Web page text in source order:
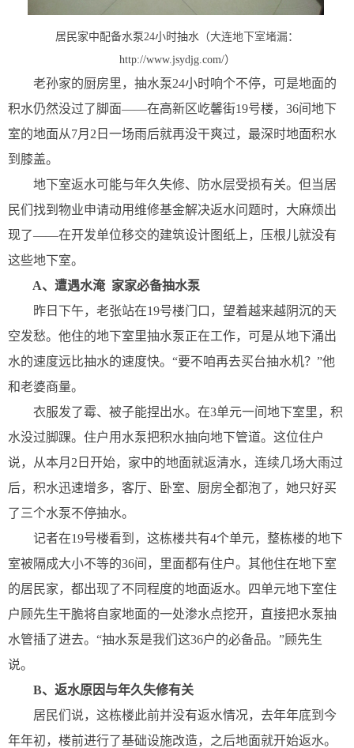
居民家中配备水泵24小时抽水（大连地下室堵漏：
http://www.jsydjg.com/）
老孙家的厨房里，抽水泵24小时响个不停，可是地面的
积水仍然没过了脚面——在高新区屹馨街19号楼，36间地下
室的地面从7月2日一场雨后就再没干爽过，最深时地面积水
到膝盖。
地下室返水可能与年久失修、防水层受损有关。但当居
民们找到物业申请动用维修基金解决返水问题时，大麻烦出
现了——在开发单位移交的建筑设计图纸上，压根儿就没有
这些地下室。
A、 遭遇水淹 家家必备抽水泵
昨日下午，老张站在19号楼门口，望着越来越阴沉的天
空发愁。他住的地下室里抽水泵正在工作，可是从地下涌出
水的速度远比抽水的速度快。“要不咱再去买台抽水机？”他
和老婆商量。
衣服发了霉、被子能捏出水。在3单元一间地下室里，积
水没过脚踝。住户用水泵把积水抽向地下管道。这位住户
说，从本月2日开始，家中的地面就返清水，连续几场大雨过
后，积水迅速增多，客厅、卧室、厨房全都泡了，她只好买
了三个水泵不停抽水。
记者在19号楼看到，这栋楼共有4个单元，整栋楼的地下
室被隔成大小不等的36间，里面都有住户。其他住在地下室
的居民家，都出现了不同程度的地面返水。四单元地下室住
户顾先生干脆将自家地面的一处渗水点挖开，直接把水泵抽
水管插了进去。“抽水泵是我们这36户的必备品。”顾先生
说。
B、 返水原因与年久失修有关
居民们说，这栋楼此前并没有返水情况，去年年底到今
年年初，楼前进行了基础设施改造，之后地面就开始返水。